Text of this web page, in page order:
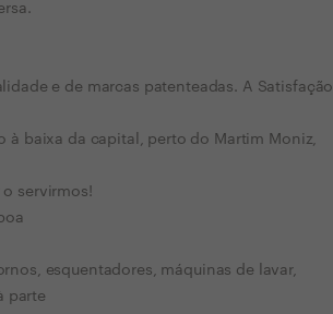
e de marcas patenteadas. A Satisfação
à baixa da capital, perto do Martim Moniz,
servirmos!
esquentadores, máquinas de lavar,
parte